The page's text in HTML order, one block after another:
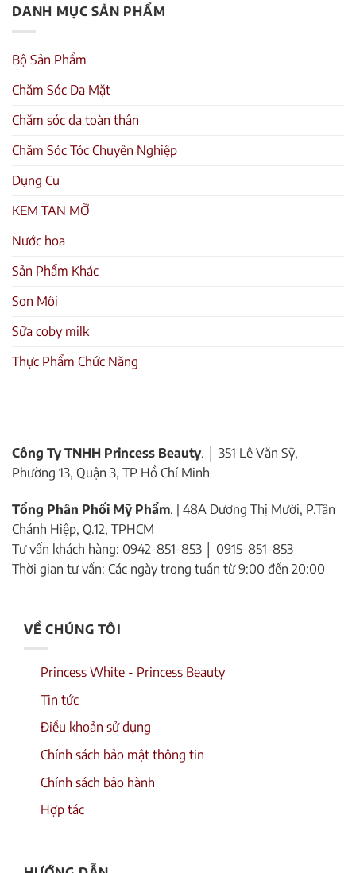
DANH MỤC SẢN PHẨM
Bộ Sản Phẩm
Chăm Sóc Da Mặt
Chăm sóc da toàn thân
Chăm Sóc Tóc Chuyên Nghiệp
Dụng Cụ
KEM TAN MỠ
Nước hoa
Sản Phẩm Khác
Son Môi
Sữa coby milk
Thực Phẩm Chức Năng
Công Ty TNHH Princess Beauty. │ 351 Lê Văn Sỹ,
Phường 13, Quận 3, TP Hồ Chí Minh
Tổng Phân Phối Mỹ Phẩm. | 48A Dương Thị Mười, P.Tân
Chánh Hiệp, Q.12, TPHCM
Tư vấn khách hàng: 0942-851-853 │ 0915-851-853
Thời gian tư vấn: Các ngày trong tuần từ 9:00 đến 20:00
VỀ CHÚNG TÔI
Princess White - Princess Beauty
Tin tức
Điều khoản sử dụng
Chính sách bảo mật thông tin
Chính sách bảo hành
Hợp tác